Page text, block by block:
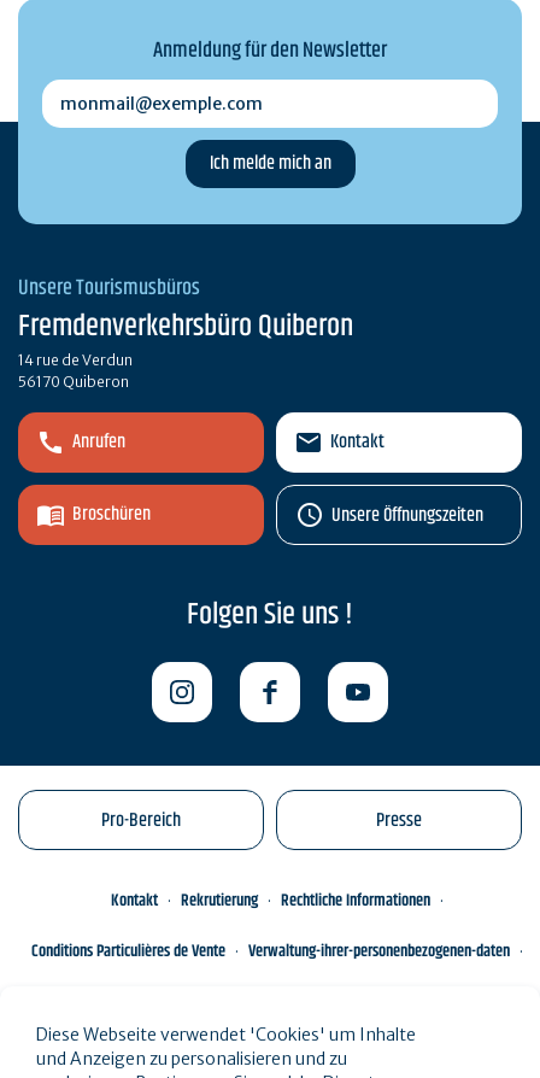
Anmeldung für den Newsletter
monmail@exemple.com
Unsere Tourismusbüros
Fremdenverkehrsbüro Quiberon
14 rue de Verdun
56170 Quiberon
Anrufen
Broschüren
Kontakt
Unsere Öffnungszeiten
Folgen Sie uns !
Pro-Bereich Presse
Kontakt Rekrutierung
Rechtliche Informationen
Conditions Particulières de Vente
Verwaltung-ihrer-personenbezogenen-daten
Diese Webseite verwendet 'Cookies' um Inhalte
und Anzeigen zu personalisieren und zu